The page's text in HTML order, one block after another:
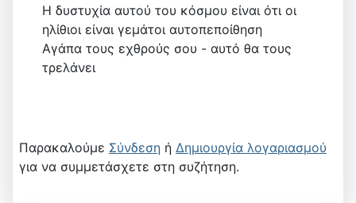
Η δυστυχία αυτού του κόσμου είναι ότι οι
ηλίθιοι είναι γεμάτοι αυτοπεποίθηση
Αγάπα τους εχθρούς σου - αυτό θα τους
τρελάνει
Παρακαλούμε Σύνδεση ή Δημιουργία λογαριασμού
για να συμμετάσχετε στη συζήτηση.